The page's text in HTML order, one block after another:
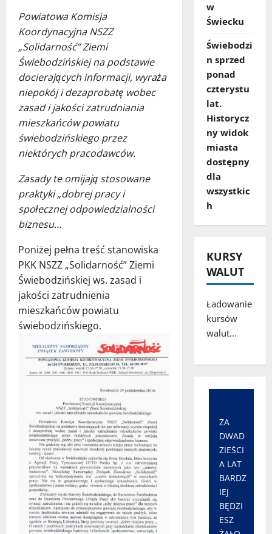
Powiatowa Komisja
Koordynacyjna NSZZ
„Solidarność” Ziemi
Świebodzińskiej na podstawie
docierających informacji, wyraża
niepokój i dezaprobatę wobec
zasad i jakości zatrudniania
mieszkańców powiatu
świebodzińskiego przez
niektórych pracodawców.
Zasady te omijają stosowane
praktyki „dobrej pracy i
społecznej odpowiedzialności
biznesu…
Poniżej pełna treść stanowiska
PKK NSZZ „Solidarność” Ziemi
Świebodzińskiej ws. zasad i
jakości zatrudnienia
mieszkańców powiatu
świebodzińskiego.
w
Świecku
Świebodzi
n sprzed
ponad
czterystu
lat.
Historycz
ny widok
miasta
dostępny
dla
wszystkic
h
KURSY
WALUT
Ładowanie
kursów
walut...
ZA
DWAD
ZIEŚCI
A LAT
BARDZ
IEJ
BĘDZI
ESZ